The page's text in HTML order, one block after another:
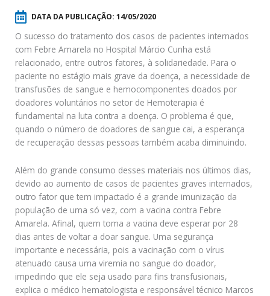
DATA DA PUBLICAÇÃO: 14/05/2020
O sucesso do tratamento dos casos de pacientes internados
com Febre Amarela no Hospital Márcio Cunha está
relacionado, entre outros fatores, à solidariedade. Para o
paciente no estágio mais grave da doença, a necessidade de
transfusões de sangue e hemocomponentes doados por
doadores voluntários no setor de Hemoterapia é
fundamental na luta contra a doença. O problema é que,
quando o número de doadores de sangue cai, a esperança
de recuperação dessas pessoas também acaba diminuindo.
Além do grande consumo desses materiais nos últimos dias,
devido ao aumento de casos de pacientes graves internados,
outro fator que tem impactado é a grande imunização da
população de uma só vez, com a vacina contra Febre
Amarela. Afinal, quem toma a vacina deve esperar por 28
dias antes de voltar a doar sangue. Uma segurança
importante e necessária, pois a vacinação com o vírus
atenuado causa uma viremia no sangue do doador,
impedindo que ele seja usado para fins transfusionais,
explica o médico hematologista e responsável técnico Marcos